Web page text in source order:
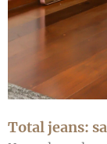
Total jeans: